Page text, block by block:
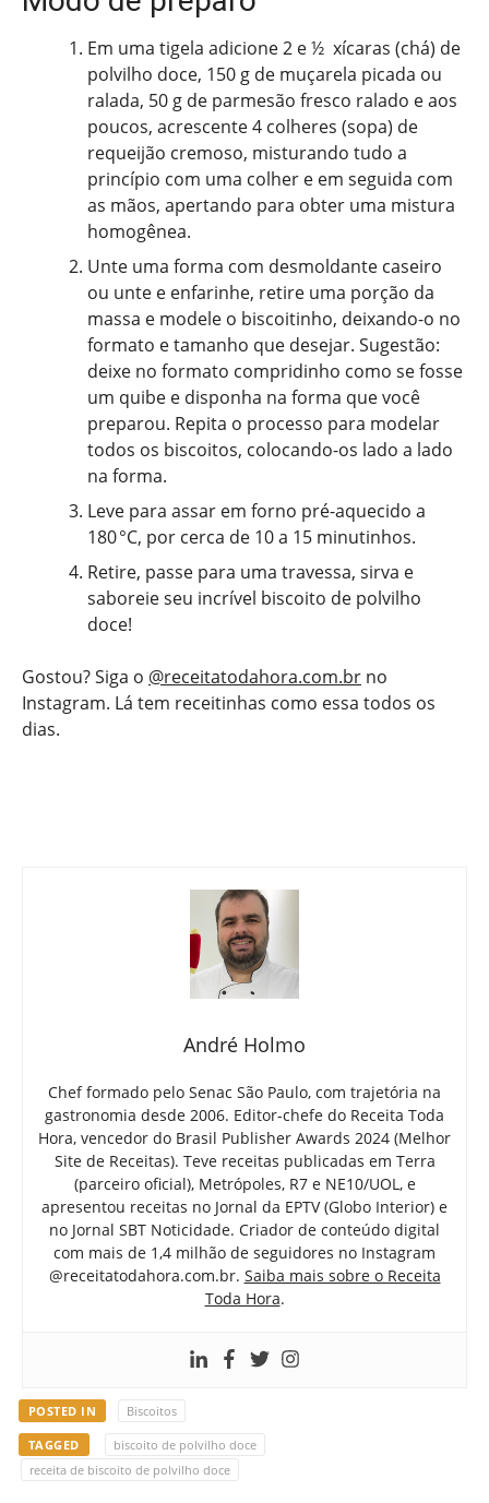
Em uma tigela adicione 2 e ½ xícaras (chá) de
polvilho doce, 150 g de muçarela picada ou
ralada, 50 g de parmesão fresco ralado e aos
poucos, acrescente 4 colheres (sopa) de
requeijão cremoso, misturando tudo a
princípio com uma colher e em seguida com
as mãos, apertando para obter uma mistura
homogênea.
Unte uma forma com desmoldante caseiro
ou unte e enfarinhe, retire uma porção da
massa e modele o biscoitinho, deixando-o no
formato e tamanho que desejar. Sugestão:
deixe no formato compridinho como se fosse
um quibe e disponha na forma que você
preparou. Repita o processo para modelar
todos os biscoitos, colocando-os lado a lado
na forma.
Leve para assar em forno pré-aquecido a
180 °C, por cerca de 10 a 15 minutinhos.
Retire, passe para uma travessa, sirva e
saboreie seu incrível biscoito de polvilho
doce!
Gostou? Siga o @receitatodahora.com.br no
Instagram. Lá tem receitinhas como essa todos os
dias.
André Holmo
Chef formado pelo Senac São Paulo, com trajetória na
gastronomia desde 2006. Editor-chefe do Receita Toda
Hora, vencedor do Brasil Publisher Awards 2024 (Melhor
Site de Receitas). Teve receitas publicadas em Terra
(parceiro oficial), Metrópoles, R7 e NE10/UOL, e
apresentou receitas no Jornal da EPTV (Globo Interior) e
no Jornal SBT Noticidade. Criador de conteúdo digital
com mais de 1,4 milhão de seguidores no Instagram
@receitatodahora.com.br. Saiba mais sobre o Receita
Toda Hora.
POSTED IN Biscoitos
TAGGED
biscoito de polvilho doce
receita de biscoito de polvilho doce